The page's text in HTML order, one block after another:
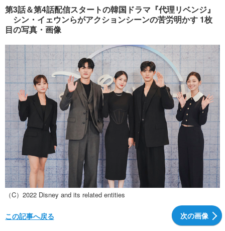
音楽 スポーツ
グラビア
ショッピング その他
ペット ショッピング
その他
プッシュ通知の停止方法
第3話＆第4話配信スタートの韓国ドラマ『代理リベンジ』
シン・イェウンらがアクションシーンの苦労明かす 1枚
目の写真・画像
（C）2022 Disney and its related entities
次の画像
この記事へ戻る